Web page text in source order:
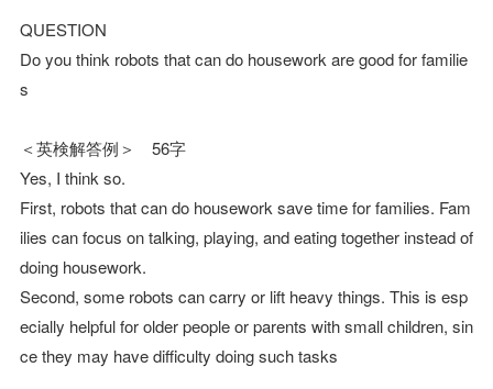
QUESTION
Do you think robots that can do housework are good for familie
s
＜英検解答例＞ 56字
Yes, I think so.
First, robots that can do housework save time for families. Fam
ilies can focus on talking, playing, and eating together instead of
doing housework.
Second, some robots can carry or lift heavy things. This is esp
ecially helpful for older people or parents with small children, sin
ce they may have difficulty doing such tasks